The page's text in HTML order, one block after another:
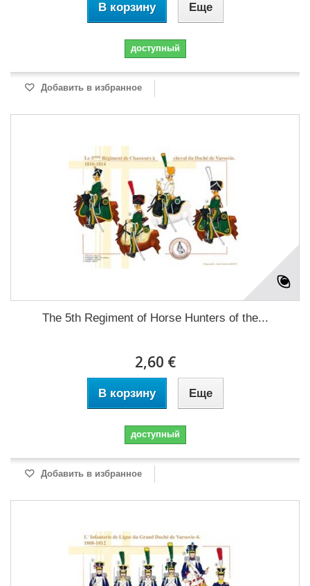
В корзину Еще
доступный
Добавить в избранное
The 5th Regiment of Horse Hunters of the...
2,60 €
В корзину Еще
доступный
Добавить в избранное